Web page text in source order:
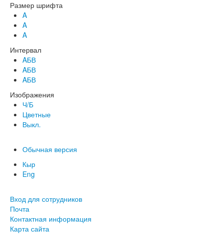
Размер шрифта
A
A
A
Интервал
AБВ
AБВ
AБВ
Изображения
Ч/Б
Цветные
Выкл.
Обычная версия
Кыр
Eng
Вход для сотрудников
Почта
Контактная информация
Карта сайта